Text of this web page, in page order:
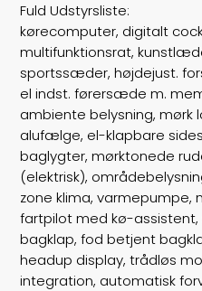
ABS bremser
Airbags
Vægt
Døre
Farve
Fuld Udstyrsliste:
kørecomputer, digitalt
multifunktionsrat,
sportssæder, højdejust.
el indst. førersæde m.
ambiente belysning, mørk
alufælge, el-klapbare
baglygter, mørktonede
(elektrisk),
zone klima, varmepumpe,
fartpilot med kø-
bagklap, fod betjent
headup display, trådløs
integration, automatisk